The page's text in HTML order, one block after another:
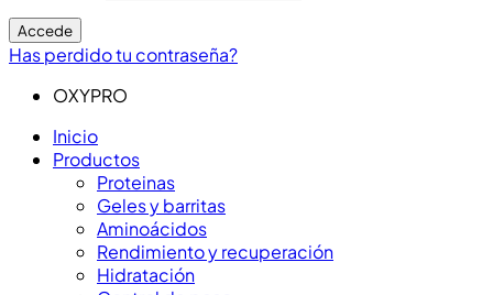
Accede
Has perdido tu contraseña?
OXYPRO
Inicio
Productos
Proteinas
Geles y barritas
Aminoácidos
Rendimiento y recuperación
Hidratación